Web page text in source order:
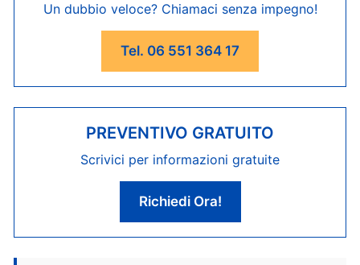
Un dubbio veloce? Chiamaci senza impegno!
Tel. 06 551 364 17
PREVENTIVO GRATUITO
Scrivici per informazioni gratuite
Richiedi Ora!